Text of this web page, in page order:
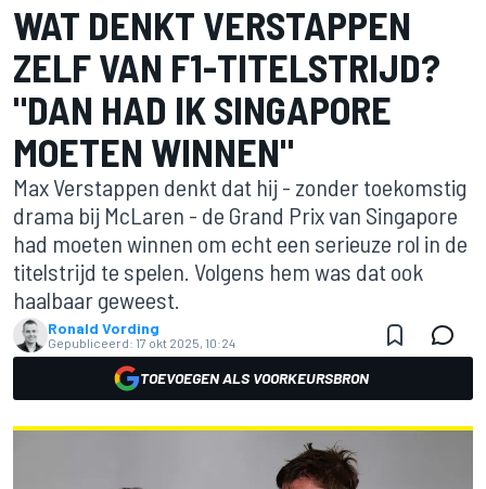
WAT DENKT VERSTAPPEN
ZELF VAN F1-TITELSTRIJD?
"DAN HAD IK SINGAPORE
MOETEN WINNEN"
Max Verstappen denkt dat hij - zonder toekomstig
drama bij McLaren - de Grand Prix van Singapore
had moeten winnen om echt een serieuze rol in de
titelstrijd te spelen. Volgens hem was dat ook
haalbaar geweest.
Ronald Vording
Gepubliceerd: 17 okt 2025, 10:24
TOEVOEGEN ALS VOORKEURSBRON